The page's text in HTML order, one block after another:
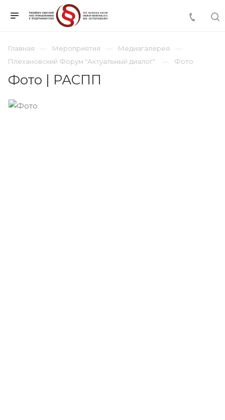
Главная Мероприятия
Медиагалерея
Плехановский Форум "Актуальный диалог"
Фото
Фото | РАСПП